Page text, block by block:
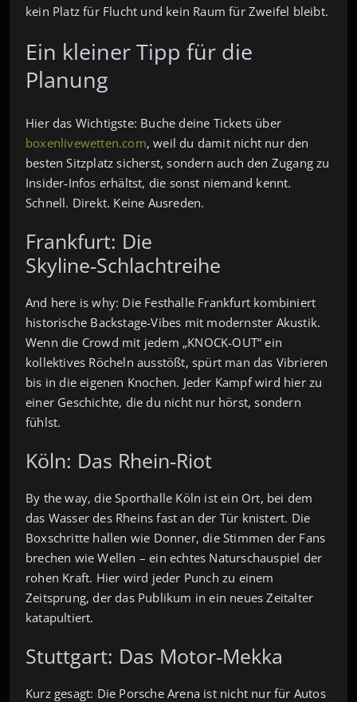
kein Platz für Flucht und kein Raum für Zweifel bleibt.
Ein kleiner Tipp für die
Planung
Hier das Wichtigste: Buche deine Tickets über
boxenlivewetten.com, weil du damit nicht nur den
besten Sitzplatz sicherst, sondern auch den Zugang zu
Insider‑Infos erhältst, die sonst niemand kennt.
Schnell. Direkt. Keine Ausreden.
Frankfurt: Die
Skyline‑Schlachtreihe
And here is why: Die Festhalle Frankfurt kombiniert
historische Backstage‑Vibes mit modernster Akustik.
Wenn die Crowd mit jedem „KNOCK‑OUT“ ein
kollektives Röcheln ausstößt, spürt man das Vibrieren
bis in die eigenen Knochen. Jeder Kampf wird hier zu
einer Geschichte, die du nicht nur hörst, sondern
fühlst.
Köln: Das Rhein‑Riot
By the way, die Sporthalle Köln ist ein Ort, bei dem
das Wasser des Rheins fast an der Tür knistert. Die
Boxschritte hallen wie Donner, die Stimmen der Fans
brechen wie Wellen – ein echtes Naturschauspiel der
rohen Kraft. Hier wird jeder Punch zu einem
Zeitsprung, der das Publikum in ein neues Zeitalter
katapultiert.
Stuttgart: Das Motor‑Mekka
Kurz gesagt: Die Porsche Arena ist nicht nur für Autos